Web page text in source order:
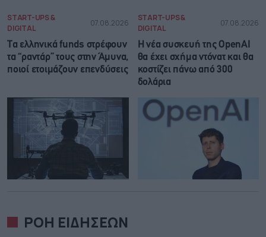
START-UPS &
DIGITAL
07.08.2026
Τα ελληνικά funds στρέφουν
τα “ραντάρ” τους στην Άμυνα,
ποιοί ετοιμάζουν επενδύσεις
START-UPS &
DIGITAL
07.08.2026
Η νέα συσκευή της OpenAI
θα έχει σχήμα ντόνατ και θα
κοστίζει πάνω από 300
δολάρια
ΡΟΗ ΕΙΔΗΣΕΩΝ